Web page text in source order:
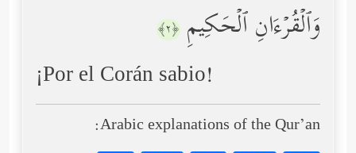
وَٱلۡقُرۡءَانِ ٱلۡحَكِیمِ ﴿٢﴾
¡Por el Corán sabio!
Arabic explanations of the Qur’an: